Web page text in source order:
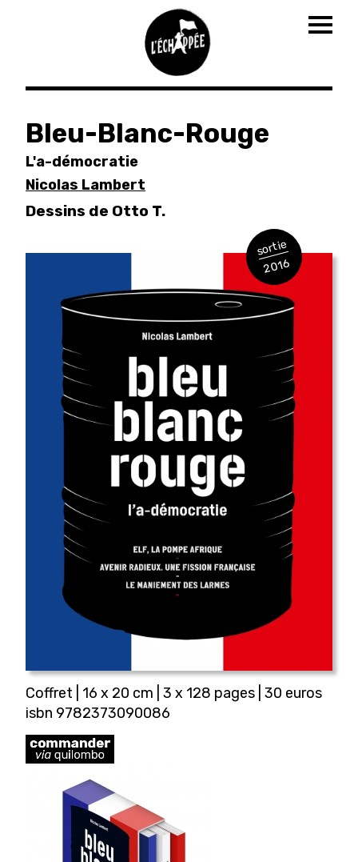
Aller
contenu
principal
Bleu-Blanc-Rouge
L'a-démocratie
Nicolas Lambert
Dessins de Otto T.
sortie
2016
Coffret | 16 x 20 cm | 3 x 128 pages | 30 euros
isbn 9782373090086